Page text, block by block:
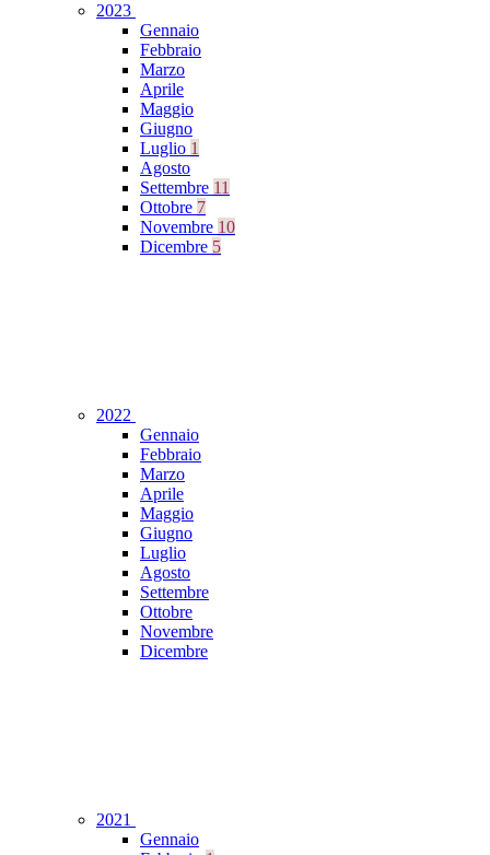
2023
Gennaio
Febbraio
Marzo
Aprile
Maggio
Giugno
Luglio 1
Agosto
Settembre 11
Ottobre 7
Novembre 10
Dicembre 5
2022
Gennaio
Febbraio
Marzo
Aprile
Maggio
Giugno
Luglio
Agosto
Settembre
Ottobre
Novembre
Dicembre
2021
Gennaio